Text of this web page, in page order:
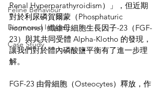
Feline Behaviour
Diagnosed Image
Case Study
Renal Hyperparathyroidism）」，但近期
對於利尿磷賀爾蒙（Phosphaturic
hormone）纖維母細胞生長因子-23（FGF-
23）與其共同受體 Alpha-Klotho 的發現，
讓我們對於體內磷酸鹽平衡有了進一步理
解。
FGF-23 由骨細胞（Osteocytes）釋放，作